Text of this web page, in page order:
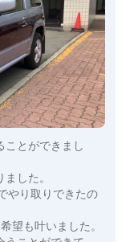
ことができまし
した。
やり取りできたの
望も叶いました。